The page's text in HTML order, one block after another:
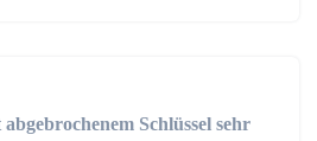
Schlüssel sehr